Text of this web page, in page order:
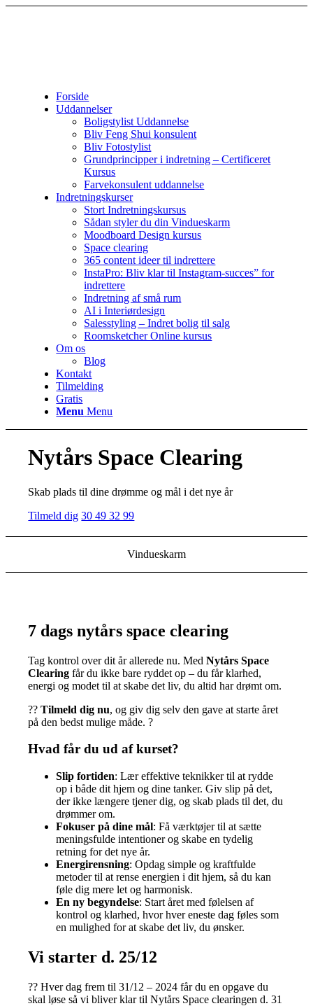
Forside
Uddannelser
Boligstylist Uddannelse
Bliv Feng Shui konsulent
Bliv Fotostylist
Grundprincipper i indretning – Certificeret
Kursus
Farvekonsulent uddannelse
Indretningskurser
Stort Indretningskursus
Sådan styler du din Vindueskarm
Moodboard Design kursus
Space clearing
365 content ideer til indrettere
InstaPro: Bliv klar til Instagram-succes” for
indrettere
Indretning af små rum
AI i Interiørdesign
Salesstyling – Indret bolig til salg
Roomsketcher Online kursus
Om os
Blog
Kontakt
Tilmelding
Gratis
Menu Menu
Nytårs Space Clearing
Skab plads til dine drømme og mål i det nye år
Tilmeld dig 30 49 32 99
Vindueskarm
7 dags nytårs space clearing
Tag kontrol over dit år allerede nu. MedNytårs Space
Clearing får du ikke bare ryddet op – du får klarhed,
energi og modet til at skabe det liv, du altid har drømt om.
??Tilmeld dig nu, og giv dig selv den gave at starte året
på den bedst mulige måde. ?
Hvad får du ud af kurset?
Slip fortiden: Lær effektive teknikker til at rydde
op i både dit hjem og dine tanker. Giv slip på det,
der ikke længere tjener dig, og skab plads til det, du
drømmer om.
Fokuser på dine mål: Få værktøjer til at sætte
meningsfulde intentioner og skabe en tydelig
retning for det nye år.
Energirensning: Opdag simple og kraftfulde
metoder til at rense energien i dit hjem, så du kan
føle dig mere let og harmonisk.
En ny begyndelse: Start året med følelsen af
kontrol og klarhed, hvor hver eneste dag føles som
en mulighed for at skabe det liv, du ønsker.
Vi starter d. 25/12
?? Hver dag frem til 31/12 – 2024 får du en opgave du
skal løse så vi bliver klar til Nytårs Space clearingen d. 31